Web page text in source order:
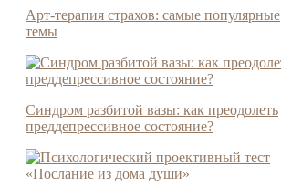
Арт-терапия страхов: самые популярные
темы
Синдром разбитой вазы: как преодолеть
преддепрессивное состояние?